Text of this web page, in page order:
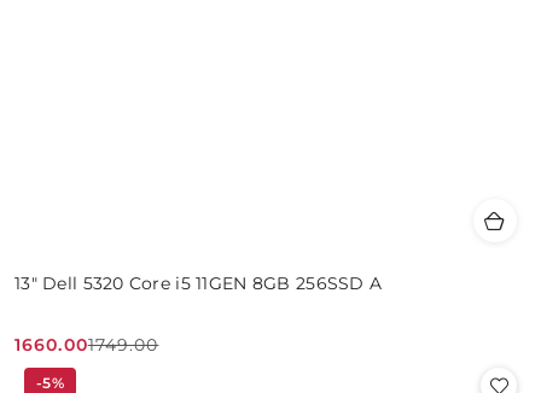
13" Dell 5320 Core i5 11GEN 8GB 256SSD A
Cena
promocyjna:
1660.00
Cena
przed
1749.00
-5%